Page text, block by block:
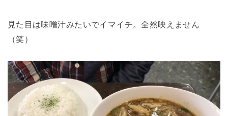
見た目は味噌汁みたいでイマイチ。全然映えません
（笑）